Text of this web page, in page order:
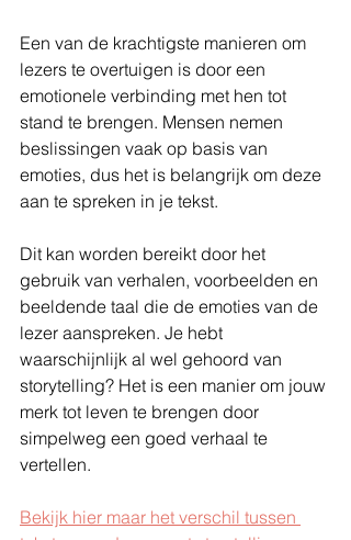
Een van de krachtigste manieren om
lezers te overtuigen is door een
emotionele verbinding met hen tot
stand te brengen. Mensen nemen
beslissingen vaak op basis van
emoties, dus het is belangrijk om deze
aan te spreken in je tekst.
Dit kan worden bereikt door het
gebruik van verhalen, voorbeelden en
beeldende taal die de emoties van de
lezer aanspreken. Je hebt
waarschijnlijk al wel gehoord van
storytelling? Het is een manier om jouw
merk tot leven te brengen door
simpelweg een goed verhaal te
vertellen.
Bekijk hier maar het verschil tussen